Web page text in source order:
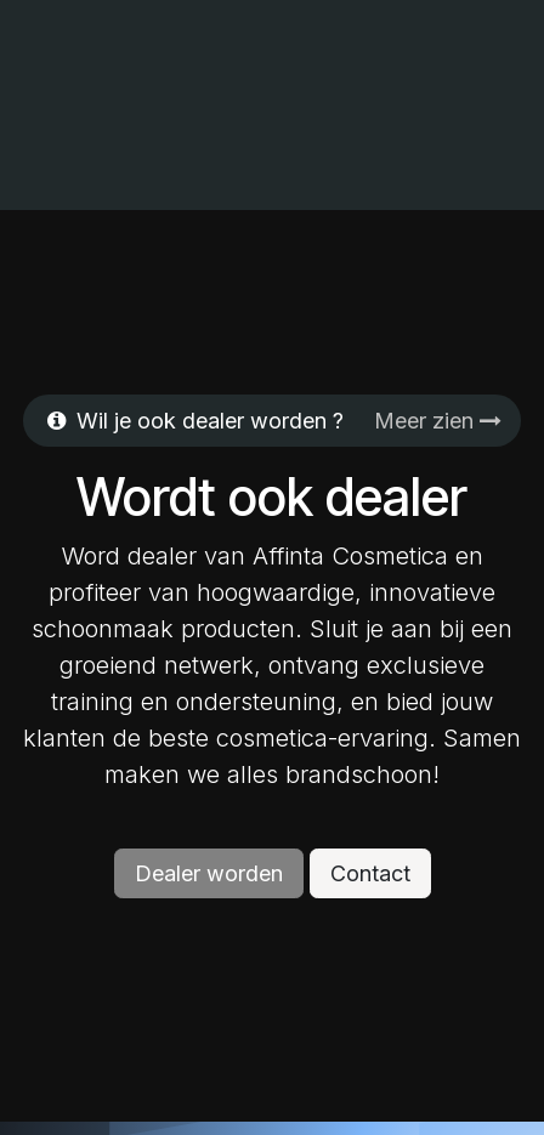
Wil je ook dealer worden ? Meer zien
Wordt ook dealer
Word dealer van Affinta Cosmetica en
profiteer van hoogwaardige, innovatieve
schoonmaak producten. Sluit je aan bij een
groeiend netwerk, ontvang exclusieve
training en ondersteuning, en bied jouw
klanten de beste cosmetica-ervaring. Samen
maken we alles brandschoon!
Dealer worden Contact